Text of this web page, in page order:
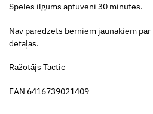
Spēles ilgums aptuveni 30 minūtes.
Nav paredzēts bērniem jaunākiem par
detaļas.
Ražotājs Tactic
EAN 6416739021409